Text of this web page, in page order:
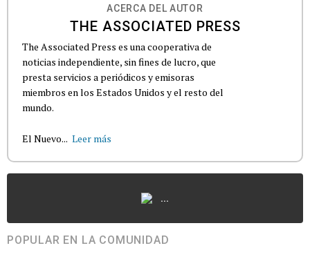
ACERCA DEL AUTOR
THE ASSOCIATED PRESS
The Associated Press es una cooperativa de
noticias independiente, sin fines de lucro, que
presta servicios a periódicos y emisoras
miembros en los Estados Unidos y el resto del
mundo.
El Nuevo... Leer más
...
POPULAR EN LA COMUNIDAD